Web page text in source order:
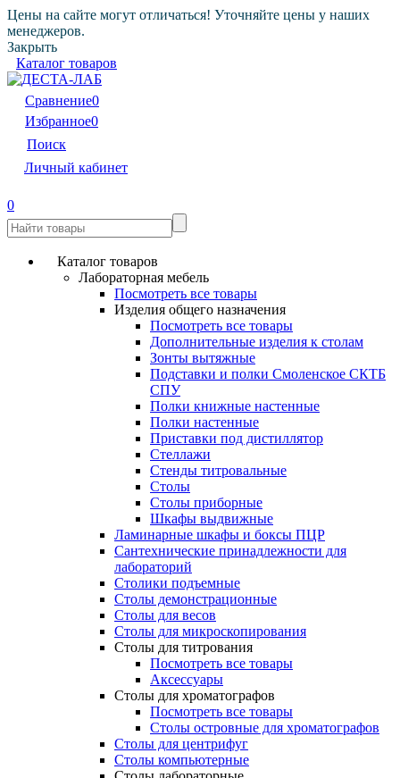
Цены на сайте могут отличаться! Уточняйте цены у наших
менеджеров.
Закрыть
Каталог товаров
Сравнение0
Избранное0
Поиск
Личный кабинет
0
Каталог товаров
Лабораторная мебель
Посмотреть все товары
Изделия общего назначения
Посмотреть все товары
Дополнительные изделия к столам
Зонты вытяжные
Подставки и полки Смоленское СКТБ
СПУ
Полки книжные настенные
Полки настенные
Приставки под дистиллятор
Стеллажи
Стенды титровальные
Столы
Столы приборные
Шкафы выдвижные
Ламинарные шкафы и боксы ПЦР
Сантехнические принадлежности для
лабораторий
Столики подъемные
Столы демонстрационные
Столы для весов
Столы для микроскопирования
Столы для титрования
Посмотреть все товары
Аксессуары
Столы для хроматографов
Посмотреть все товары
Столы островные для хроматографов
Столы для центрифуг
Столы компьютерные